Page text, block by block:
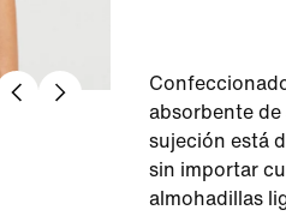
absorbente de
sujeción está
sin importar
almohadillas